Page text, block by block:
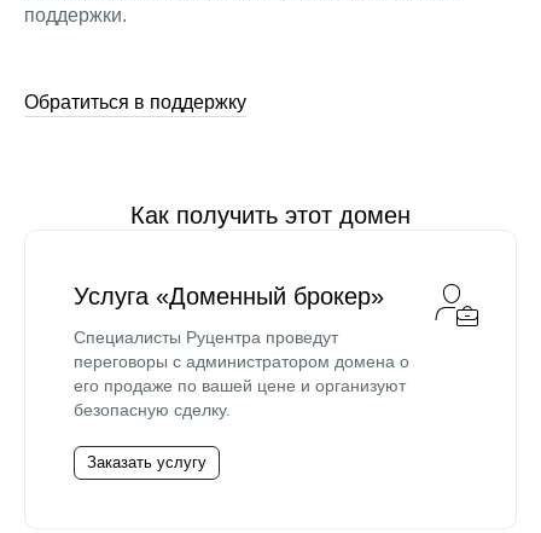
поддержки.
Обратиться в поддержку
Как получить этот домен
Услуга «Доменный брокер»
Специалисты Руцентра проведут
переговоры с администратором домена о
его продаже по вашей цене и организуют
безопасную сделку.
Заказать услугу